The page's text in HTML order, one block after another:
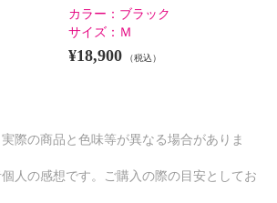
カラー： ブラック
サイズ： Ｍ
¥18,900 （税込）
際の商品と色味等が異なる場合がありま
人の感想です。ご購入の際の目安としてお